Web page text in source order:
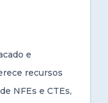
e
recursos
NFEs e CTEs,